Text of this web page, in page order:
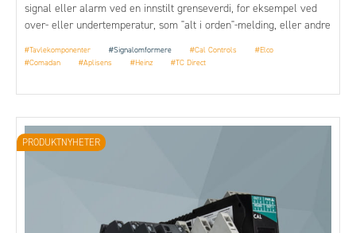
signal eller alarm ved en innstilt grenseverdi, for eksempel ved
over- eller undertemperatur, som "alt i orden"-melding, eller andre
#Tavlekomponenter #Signalomformere #Cal Controls
#Elco
#Comadan
#Aplisens #Heinz #TC Direct
PRODUKTNYHETER